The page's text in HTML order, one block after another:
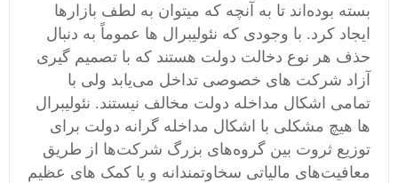
بسته بوده‌اند تا به آنچه که میتوان به لطف بازارها
ایجاد کرد. با وجودی که نئولیبرال ها عموماً به دنبال
حذف هر نوع دخالت دولت هستند که با تصمیم گیری
آزاد شرکت های خصوصی تداخل می‌یابد ولی با
تمامی اشکال مداخله دولت مخالف نیستند. نئولیبرال
ها هیچ مشکلی با اشکال مداخله گرانه دولت برای
توزیع ثروت بین گروه‌های بزرگ شرکت‌ها از طریق
معافیت‌های مالیاتی سخاوتمندانه و یا کمک های عظیم